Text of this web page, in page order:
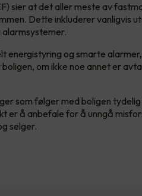
sier at det aller meste av
Dette inkluderer vanligvis
energistyring og smarte
om ikke noe annet er
som følger med boligen
er å anbefale for å unngå
selger.